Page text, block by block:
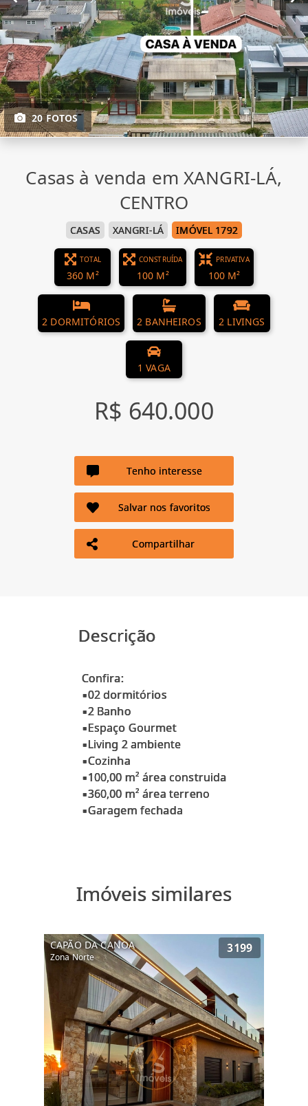
20 FOTOS
Casas à venda em XANGRI-LÁ,
CENTRO
CASAS XANGRI-LÁ IMÓVEL 1792
TOTAL
360 M²
CONSTRUÍDA
100 M²
PRIVATIVA
100 M²
2 DORMITÓRIOS 2 BANHEIROS 2 LIVINGS
1 VAGA
R$ 640.000
Tenho interesse
Salvar nos favoritos
Compartilhar
Descrição
Confira:
▪02 dormitórios
▪2 Banho
▪Espaço Gourmet
▪Living 2 ambiente
▪Cozinha
▪100,00 m² área construida
▪360,00 m² área terreno
Imóveis similares
CAPÃO DA CANOA
Zona Norte
3199